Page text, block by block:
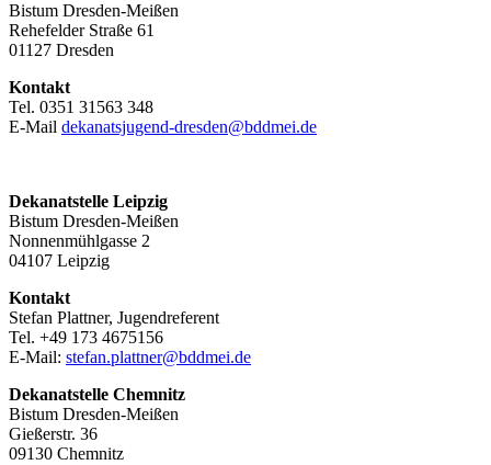
Bistum Dresden-Meißen
Rehefelder Straße 61
01127 Dresden
Kontakt
Tel. 0351 31563 348
E-Mail dekanatsjugend-dresden@bddmei.de
Dekanatstelle Leipzig
Bistum Dresden-Meißen
Nonnenmühlgasse 2
04107 Leipzig
Kontakt
Stefan Plattner, Jugendreferent
Tel. +49 173 4675156
E-Mail: stefan.plattner@bddmei.de
Dekanatstelle Chemnitz
Bistum Dresden-Meißen
Gießerstr. 36
09130 Chemnitz